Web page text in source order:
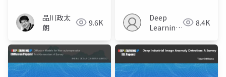
Language Models - A
Survey
品川政太
朗
9.6K
SurveyDeep
Learning
8.4K